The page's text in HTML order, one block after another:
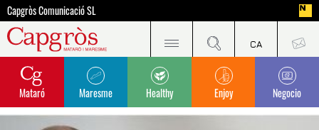
Capgròs Comunicació SL
Mataró Maresme Healthy Enjoy Negocio